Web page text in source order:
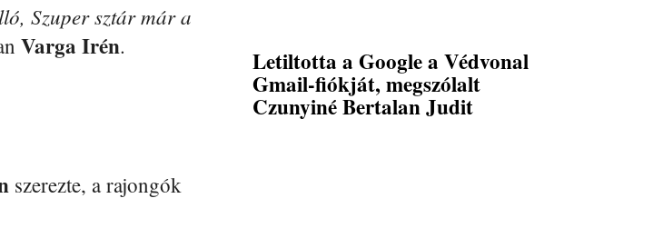
Szuper sztár már a
Varga Irén.
szerezte, a rajongók
Letiltotta a Google a Védvonal
Gmail-fiókját, megszólalt
Czunyiné Bertalan Judit